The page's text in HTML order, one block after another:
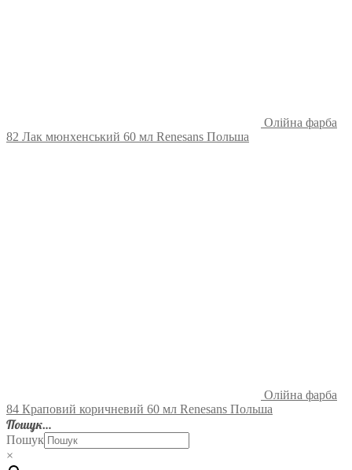
Олійна фарба
82 Лак мюнхенський 60 мл Renesans Польша
Олійна фарба
84 Краповий коричневий 60 мл Renesans Польша
Пошук…
Пошук
×